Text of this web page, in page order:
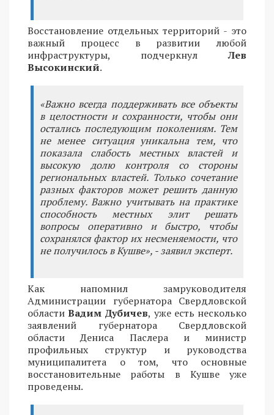
Восстановление отдельных территорий - это
важный процесс в развитии любой
инфраструктуры, подчеркнулЛев
Высокинский.
«Важно всегда поддерживать все объекты
в целостности и сохранности, чтобы они
остались последующим поколениям. Тем
не менее ситуация уникальна тем, что
показала слабость местных властей и
высокую долю контроля со стороны
региональных властей. Только сочетание
разных факторов может решить данную
проблему. Важно учитывать на практике
способность местных элит решать
вопросы оперативно и быстро, чтобы
сохранялся фактор их несменяемости, что
не получилось в Кушве», - заявил эксперт.
Как напомнил замруководителя
Администрации губернатора Свердловской
областиВадим Дубичев, уже есть несколько
заявлений губернатора Свердловской
области Дениса Паслера и министр
профильных структур и руководства
муниципалитета о том, что основные
восстановительные работы в Кушве уже
проведены.